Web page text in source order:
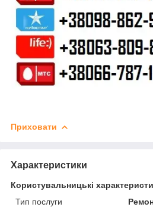
Приховати
Характеристики
Користувальницькі
Тип послуги